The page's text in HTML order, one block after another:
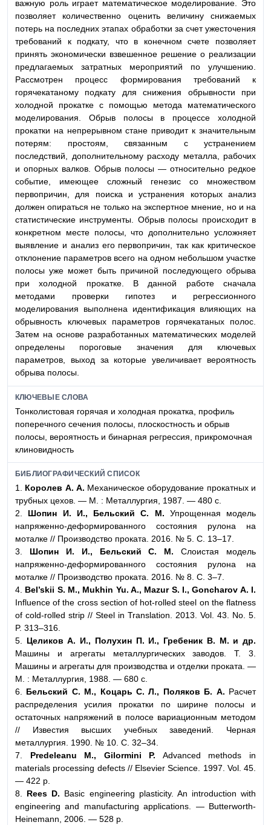
важную роль играет математическое моделирование. Это
позволяет количественно оценить величину снижаемых
потерь на последних этапах обработки за счет ужесточения
требований к подкату, что в конечном счете позволяет
принять экономически взвешенное решение о реализации
предлагаемых затратных мероприятий по улучшению.
Рассмотрен процесс формирования требований к
горячекатаному подкату для снижения обрывности при
холодной прокатке с помощью метода математического
моделирования. Обрыв полосы в процессе холодной
прокатки на непрерывном стане приводит к значительным
потерям: простоям, связанным с устранением
последствий, дополнительному расходу металла, рабочих
и опорных валков. Обрыв полосы — относительно редкое
событие, имеющее сложный генезис со множеством
первопричин, для поиска и устранения которых анализ
должен опираться не только на экспертное мнение, но и на
статистические инструменты. Обрыв полосы происходит в
конкретном месте полосы, что дополнительно усложняет
выявление и анализ его первопричин, так как критическое
отклонение параметров всего на одном небольшом участке
полосы уже может быть причиной последующего обрыва
при холодной прокатке. В данной работе сначала
методами проверки гипотез и регрессионного
моделирования выполнена идентификация влияющих на
обрывность ключевых параметров горячекатаных полос.
Затем на основе разработанных математических моделей
определены пороговые значения для ключевых
параметров, выход за которые увеличивает вероятность
обрыва полосы.
КЛЮЧЕВЫЕ СЛОВА
Тонколистовая горячая и холодная прокатка, профиль
поперечного сечения полосы, плоскостность и обрыв
полосы, вероятность и бинарная регрессия, прикромочная
клиновидность
БИБЛИОГРАФИЧЕСКИЙ СПИСОК
1. Королев А. А. Механическое оборудование прокатных и
трубных цехов. — М. : Металлургия, 1987. — 480 с.
2. Шопин И. И., Бельский С. М. Упрощенная модель
напряженно-деформированного состояния рулона на
моталке // Производство проката. 2016. № 5. С. 13–17.
3. Шопин И. И., Бельский С. М. Слоистая модель
напряженно-деформированного состояния рулона на
моталке // Производство проката. 2016. № 8. С. 3–7.
4. Bel’skii S. M., Mukhin Yu. A., Mazur S. I., Goncharov A. I.
Influence of the cross section of hot-rolled steel on the flatness
of cold-rolled strip // Steel in Translation. 2013. Vol. 43. No. 5.
P. 313–316.
5. Целиков А. И., Полухин П. И., Гребеник В. М. и др.
Машины и агрегаты металлургических заводов. Т. 3.
Машины и агрегаты для производства и отделки проката. —
М. : Металлургия, 1988. — 680 с.
6. Бельский С. М., Коцарь С. Л., Поляков Б. А. Расчет
распределения усилия прокатки по ширине полосы и
остаточных напряжений в полосе вариационным методом
// Известия высших учебных заведений. Черная
металлургия. 1990. № 10. С. 32–34.
7. Predeleanu M., Gilormini P. Advanced methods in
materials processing defects // Elsevier Science. 1997. Vol. 45.
— 422 p.
8. Rees D. Basic engineering plasticity. An introduction with
engineering and manufacturing applications. — Butterworth-
Heinemann, 2006. — 528 p.